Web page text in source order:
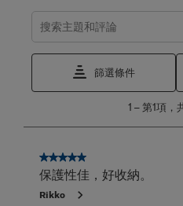
搜尋主題和評論搜尋區域
篩選條件
第
項，
1 –第1項，
5星，共5星。
保護性佳，好收納。
Rikko